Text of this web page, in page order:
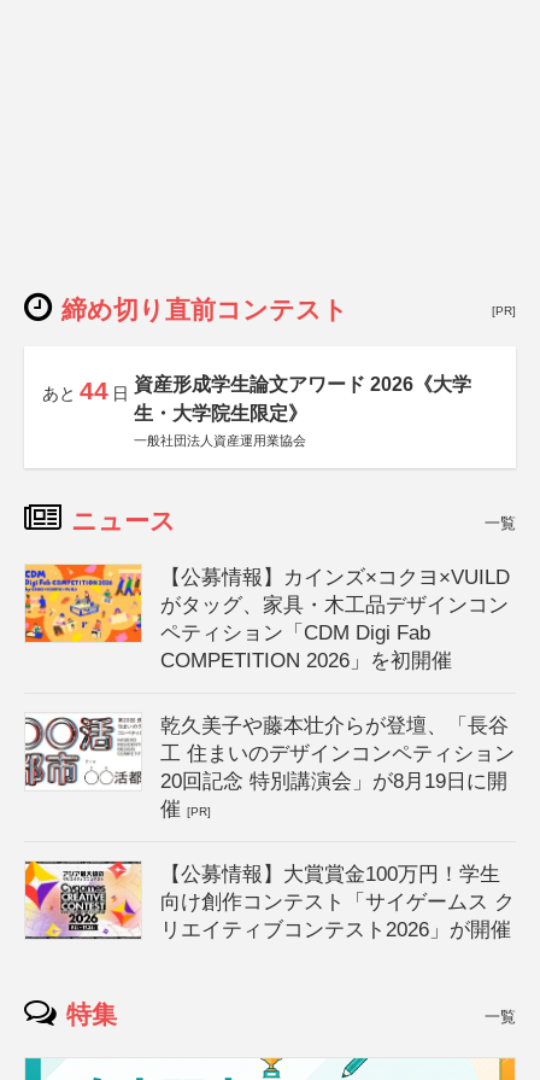
締め切り直前コンテスト [PR]
あと 44 日 資産形成学生論文アワード 2026《大学
生・大学院生限定》
一般社団法人資産運用業協会
ニュース 一覧
【公募情報】カインズ×コクヨ×VUILD
がタッグ、家具・木工品デザインコン
ペティション「CDM Digi Fab
COMPETITION 2026」を初開催
乾久美子や藤本壮介らが登壇、「長谷
工 住まいのデザインコンペティション
20回記念 特別講演会」が8月19日に開
催[PR]
【公募情報】大賞賞金100万円！学生
向け創作コンテスト「サイゲームス ク
リエイティブコンテスト2026」が開催
特集 一覧